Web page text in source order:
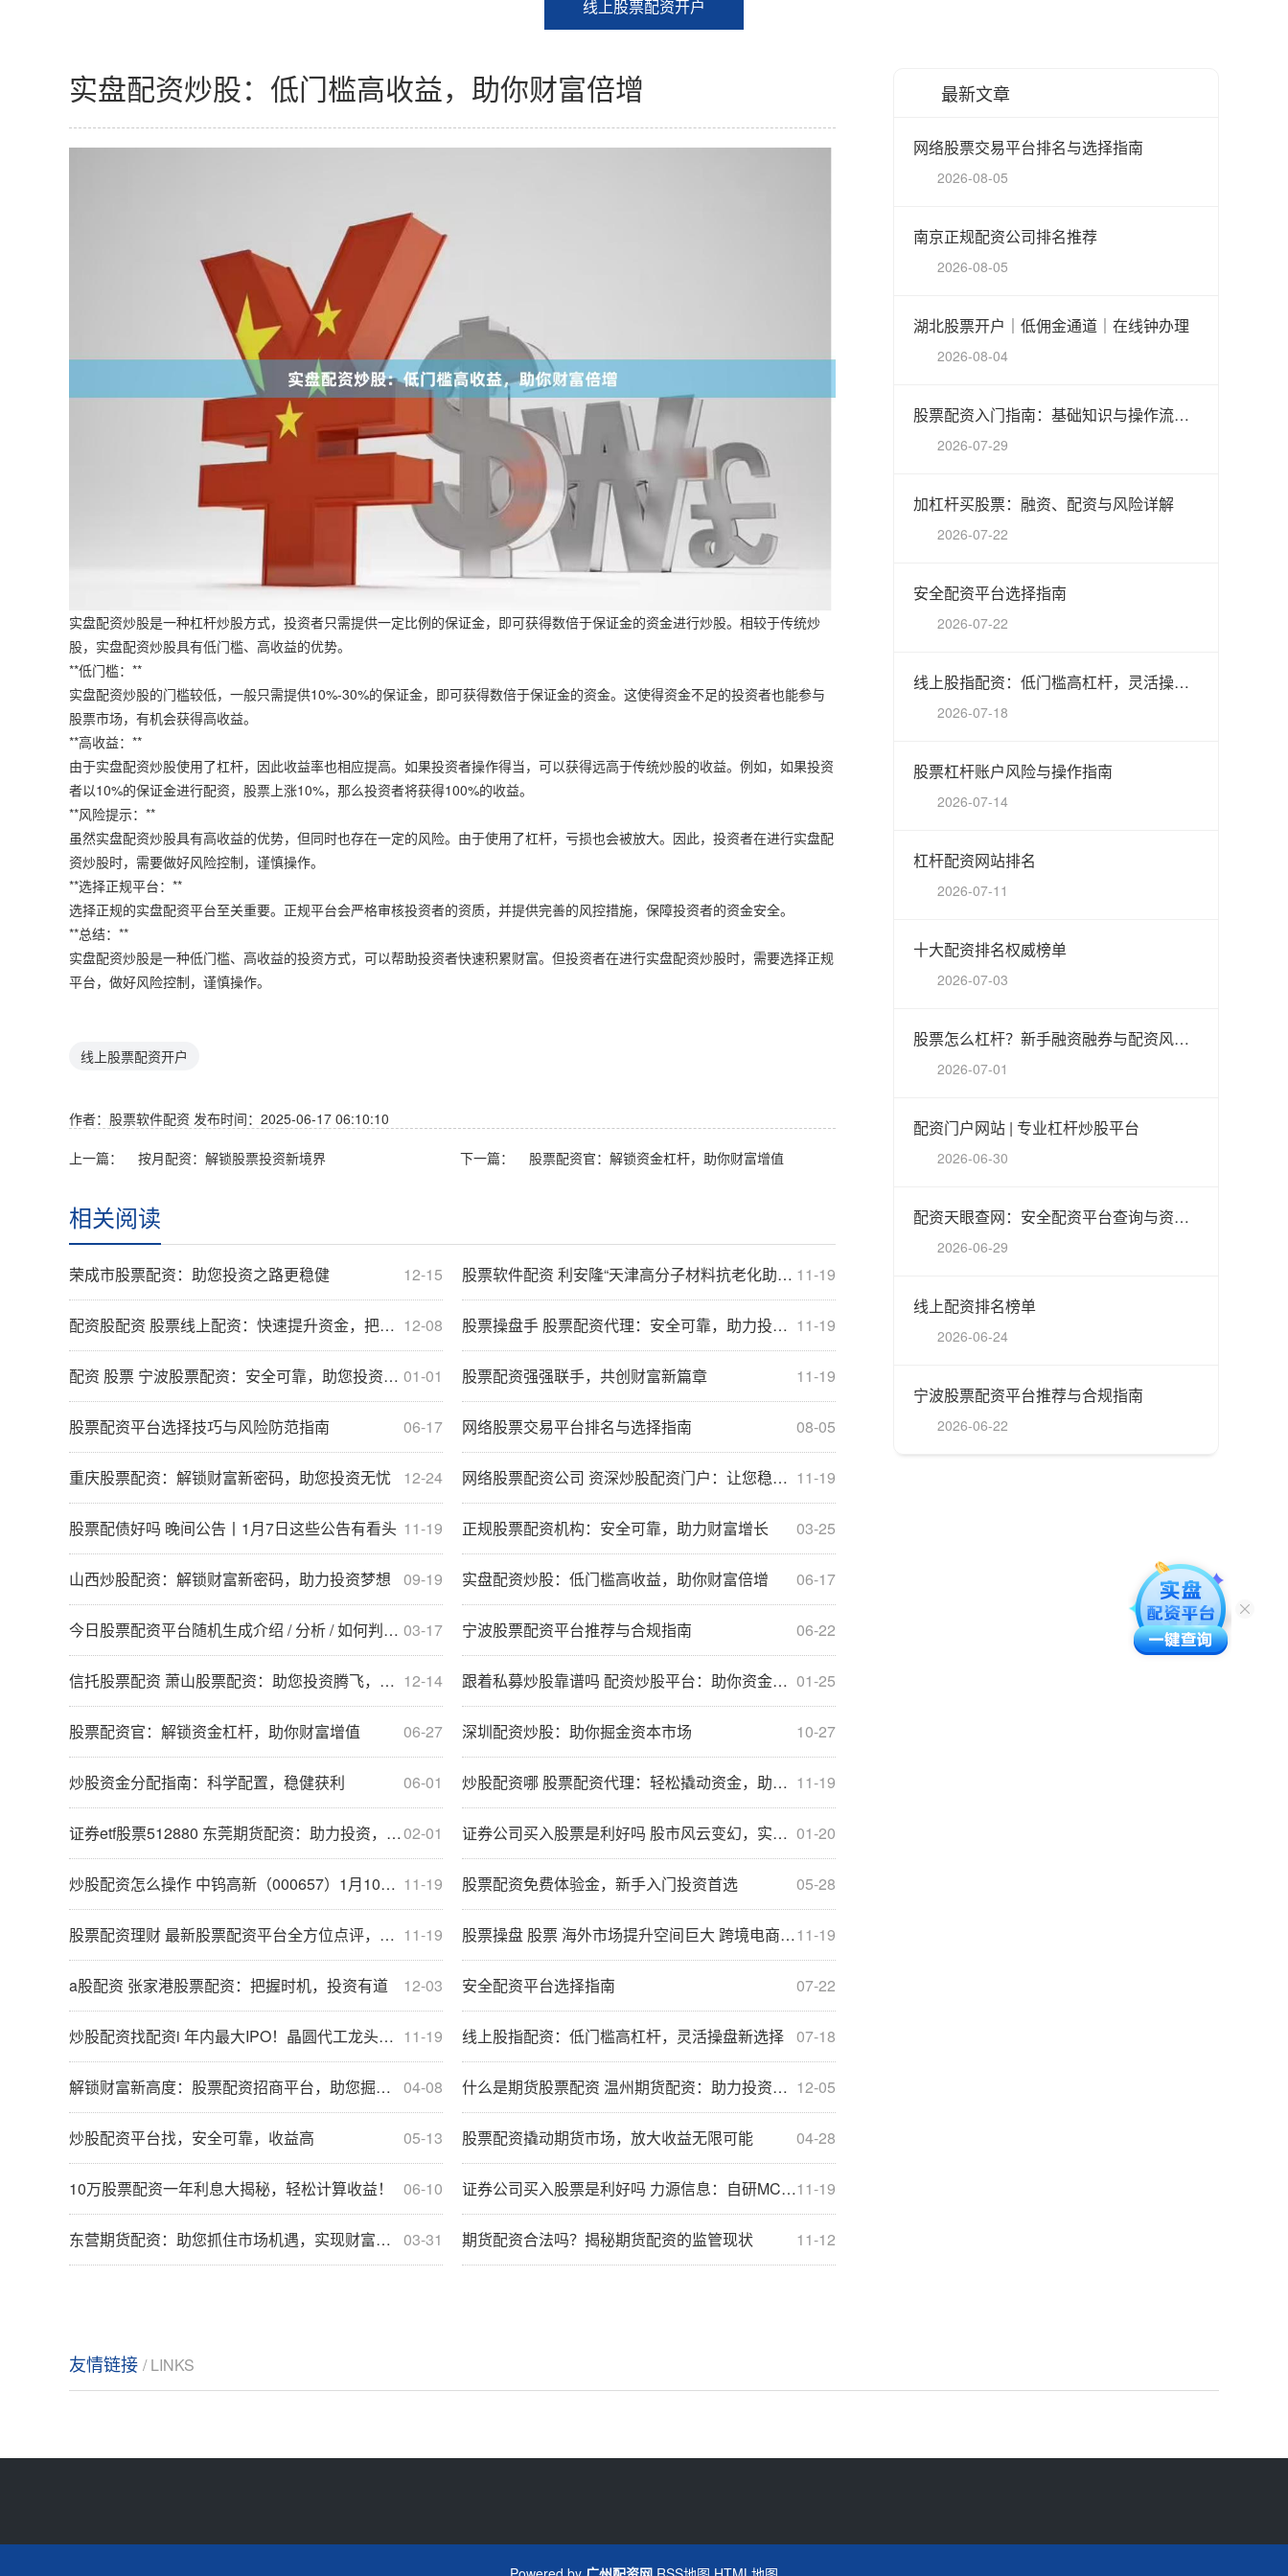
线上股票配资开户
实盘配资炒股：低门槛高收益，助你财富倍增
实盘配资炒股是一种杠杆炒股方式，投资者只需提供一定比例的保证金，即可获得数倍于保证金的资金进行炒股。相较于传统炒
股，实盘配资炒股具有低门槛、高收益的优势。
**低门槛：**
实盘配资炒股的门槛较低，一般只需提供10%-30%的保证金，即可获得数倍于保证金的资金。这使得资金不足的投资者也能参与
股票市场，有机会获得高收益。
**高收益：**
由于实盘配资炒股使用了杠杆，因此收益率也相应提高。如果投资者操作得当，可以获得远高于传统炒股的收益。例如，如果投资
者以10%的保证金进行配资，股票上涨10%，那么投资者将获得100%的收益。
**风险提示：**
虽然实盘配资炒股具有高收益的优势，但同时也存在一定的风险。由于使用了杠杆，亏损也会被放大。因此，投资者在进行实盘配
资炒股时，需要做好风险控制，谨慎操作。
**选择正规平台：**
选择正规的实盘配资平台至关重要。正规平台会严格审核投资者的资质，并提供完善的风控措施，保障投资者的资金安全。
**总结：**
实盘配资炒股是一种低门槛、高收益的投资方式，可以帮助投资者快速积累财富。但投资者在进行实盘配资炒股时，需要选择正规
平台，做好风险控制，谨慎操作。
线上股票配资开户
作者：股票软件配资 发布时间：2025-06-17 06:10:10
上一篇： 按月配资：解锁股票投资新境界 下一篇： 股票配资官：解锁资金杠杆，助你财富增值
相关阅读
12-15
荣成市股票配资：助您投资之路更稳健 11-19
股票软件配资 利安隆“天津高分子材料抗老化助剂工程研究中心”成功获批 实现科委等三部门认定大满贯
12-08
配资股配资 股票线上配资：快速提升资金，把握投资良机 11-19
股票操盘手 股票配资代理：安全可靠，助力投资获利
01-01
配资 股票 宁波股票配资：安全可靠，助您投资无忧 11-19
股票配资强强联手，共创财富新篇章
06-17
股票配资平台选择技巧与风险防范指南 08-05
网络股票交易平台排名与选择指南
12-24
重庆股票配资：解锁财富新密码，助您投资无忧 11-19
网络股票配资公司 资深炒股配资门户：让您稳健投资，财富增值
11-19
股票配债好吗 晚间公告丨1月7日这些公告有看头 03-25
正规股票配资机构：安全可靠，助力财富增长
09-19
山西炒股配资：解锁财富新密码，助力投资梦想 06-17
实盘配资炒股：低门槛高收益，助你财富倍增
03-17
今日股票配资平台随机生成介绍 / 分析 / 如何判断 / 风险适合网站发布不超30字的标题 06-22
宁波股票配资平台推荐与合规指南
12-14
信托股票配资 萧山股票配资：助您投资腾飞，轻松获利 01-25
跟着私募炒股靠谱吗 配资炒股平台：助你资金放大，提升收益
06-27
股票配资官：解锁资金杠杆，助你财富增值 10-27
深圳配资炒股：助你掘金资本市场
06-01
炒股资金分配指南：科学配置，稳健获利 11-19
炒股配资哪 股票配资代理：轻松撬动资金，助你投资无忧
02-01
证券etf股票512880 东莞期货配资：助力投资，把握市场机遇 01-20
证券公司买入股票是利好吗 股市风云变幻，实时资讯尽在掌握
11-19
炒股配资怎么操作 中钨高新（000657）1月10日主力资金净买入384503万元 05-28
股票配资免费体验金，新手入门投资首选
11-19
股票配资理财 最新股票配资平台全方位点评，助你轻松选择 11-19
股票操盘 股票 海外市场提升空间巨大 跨境电商交易规模有望加快增长
12-03
a股配资 张家港股票配资：把握时机，投资有道 07-22
安全配资平台选择指南
11-19
炒股配资找配资i 年内最大IPO！晶圆代工龙头今日上市，梳理近年半导体新股，这些特点值得关注 07-18
线上股指配资：低门槛高杠杆，灵活操盘新选择
04-08
解锁财富新高度：股票配资招商平台，助您掘金资本市场 12-05
什么是期货股票配资 温州期货配资：助力投资者掘金期货市场
05-13
炒股配资平台找，安全可靠，收益高 04-28
股票配资撬动期货市场，放大收益无限可能
06-10
10万股票配资一年利息大揭秘，轻松计算收益！ 11-19
证券公司买入股票是利好吗 力源信息：自研MCU芯片已进入批量生产阶段 量产规模将逐步爬坡
03-31
东营期货配资：助您抓住市场机遇，实现财富增值 11-12
期货配资合法吗？揭秘期货配资的监管现状
最新文章
网络股票交易平台排名与选择指南
2026-08-05
南京正规配资公司排名推荐
2026-08-05
湖北股票开户｜低佣金通道｜在线钟办理
2026-08-04
股票配资入门指南：基础知识与操作流程详解
2026-07-29
加杠杆买股票：融资、配资与风险详解
2026-07-22
安全配资平台选择指南
2026-07-22
线上股指配资：低门槛高杠杆，灵活操盘新选择
2026-07-18
股票杠杆账户风险与操作指南
2026-07-14
杠杆配资网站排名
2026-07-11
十大配资排名权威榜单
2026-07-03
股票怎么杠杆？新手融资融券与配资风险详解
2026-07-01
配资门户网站 | 专业杠杆炒股平台
2026-06-30
配资天眼查网：安全配资平台查询与资质验证指南
2026-06-29
线上配资排名榜单
2026-06-24
宁波股票配资平台推荐与合规指南
2026-06-22
友情链接 / LINKS